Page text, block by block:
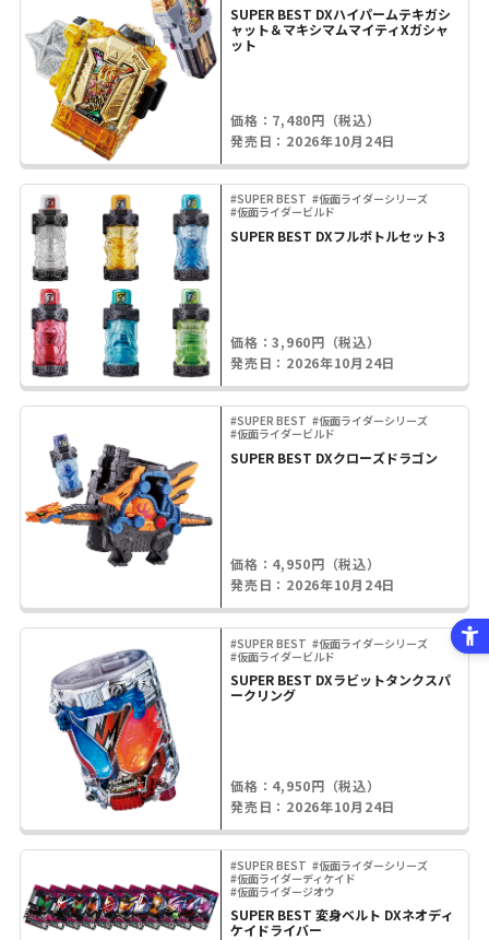
SUPER BEST DXハイパームテキガシ
ャット＆マキシマムマイティXガシャ
ット
価格：7,480円（税込）
発売日：2026年10月24日
#SUPER BEST #仮面ライダーシリーズ
#仮面ライダービルド
SUPER BEST DXフルボトルセット3
価格：3,960円（税込）
発売日：2026年10月24日
#SUPER BEST #仮面ライダーシリーズ
#仮面ライダービルド
SUPER BEST DXクローズドラゴン
価格：4,950円（税込）
発売日：2026年10月24日
#SUPER BEST #仮面ライダーシリーズ
#仮面ライダービルド
SUPER BEST DXラビットタンクスパ
ークリング
価格：4,950円（税込）
発売日：2026年10月24日
#SUPER BEST #仮面ライダーシリーズ
#仮面ライダーディケイド
#仮面ライダージオウ
SUPER BEST 変身ベルト DXネオディ
ケイドライバー